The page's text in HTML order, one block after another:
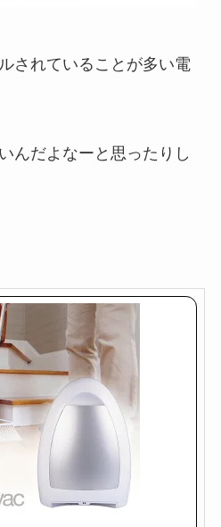
されていることが多い電
んだよなーと思ったりし